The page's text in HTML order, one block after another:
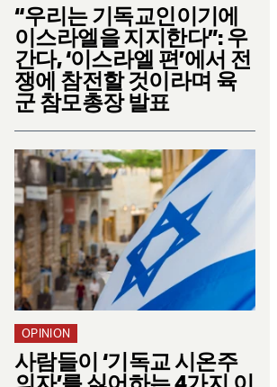
“우리는 기독교인이기에
이스라엘을 지지한다”: 우
간다, ‘이스라엘 편’에서 전
쟁에 참전할 것이라며 육
군 참모총장 발표
OPINION
사람들이 ‘기독교 시온주